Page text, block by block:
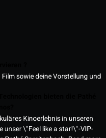
sowie deine Vorstellung und
Kinoerlebnis in unseren
unser \"Feel like a star!\"-VIP-